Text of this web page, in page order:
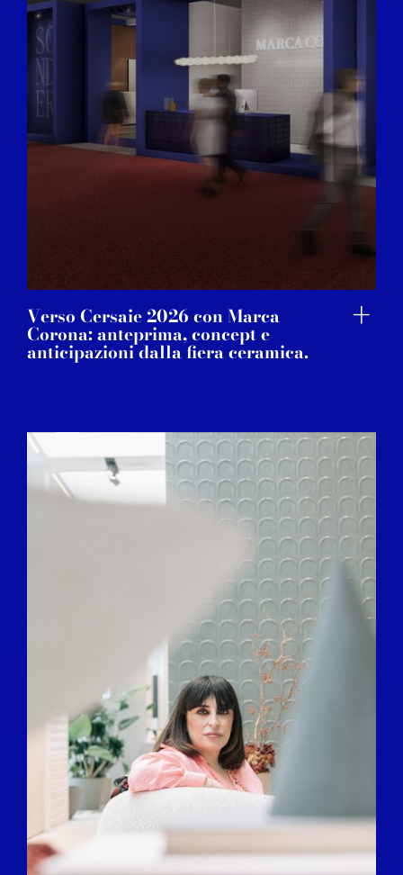
may combine it with other information that you’ve
provided to them or that they’ve collected from your use
of their services.
Verso Cersaie 2026 con Marca
Corona: anteprima, concept e
anticipazioni dalla fiera ceramica.